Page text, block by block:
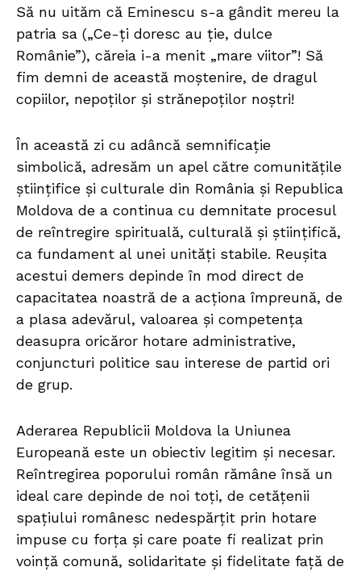
Să nu uităm că Eminescu s-a gândit mereu la
patria sa („Ce-ți doresc au ție, dulce
Românie”), căreia i-a menit „mare viitor”! Să
fim demni de această moștenire, de dragul
copiilor, nepoților și strănepoților noștri!
În această zi cu adâncă semnificație
simbolică, adresăm un apel către comunitățile
științifice și culturale din România și Republica
Moldova de a continua cu demnitate procesul
de reîntregire spirituală, culturală și științifică,
ca fundament al unei unități stabile. Reușita
acestui demers depinde în mod direct de
capacitatea noastră de a acționa împreună, de
a plasa adevărul, valoarea și competența
deasupra oricăror hotare administrative,
conjuncturi politice sau interese de partid ori
de grup.
Aderarea Republicii Moldova la Uniunea
Europeană este un obiectiv legitim și necesar.
Reîntregirea poporului român rămâne însă un
ideal care depinde de noi toți, de cetățenii
spațiului românesc nedespărțit prin hotare
impuse cu forța și care poate fi realizat prin
voință comună, solidaritate și fidelitate față de